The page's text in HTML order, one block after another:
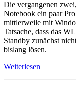
Die vergangenen
Notebook ein paar
mittlerweile mit
Tatsache, dass das
Standby zunächst
bislang lösen.
Weiterlesen